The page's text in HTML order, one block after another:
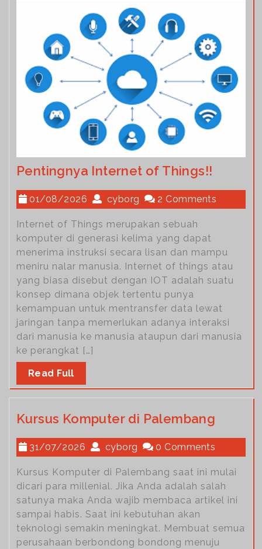
Pentingnya Internet of Things!!
01/08/2026 cyborg 2 Comments
Internet of Things merupakan sebuah
komputer di generasi kelima yang dapat
menerima instruksi secara lisan dan mampu
meniru nalar manusia. Internet of things atau
yang biasa disebut dengan IOT adalah suatu
konsep dimana objek tertentu punya
kemampuan untuk mentransfer data lewat
jaringan tanpa memerlukan adanya interaksi
dari manusia ke manusia ataupun dari manusia
ke perangkat […]
Read Full
Kursus Komputer di Palembang
31/07/2026 cyborg 0 Comments
Kursus Komputer di Palembang saat ini mulai
dicari para millenial. Jika Anda adalah salah
satunya maka Anda wajib membaca artikel ini
sampai habis. Saat ini kebutuhan akan
teknologi semakin meningkat. Membuat semua
perusahaan berbondong bondong menuju